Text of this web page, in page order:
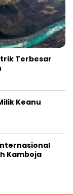
Terbesar
Keanu
Kamboja